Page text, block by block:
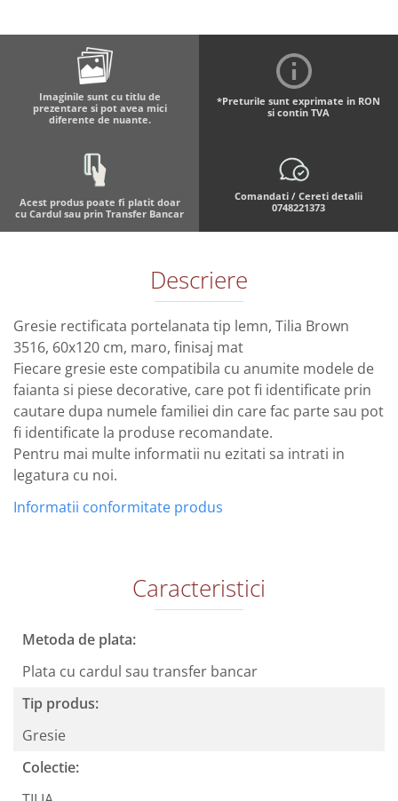
Imaginile sunt cu titlu de
prezentare si pot avea mici
diferente de nuante.
*Preturile sunt exprimate in RON
si contin TVA
Acest produs poate fi platit doar
cu Cardul sau prin Transfer Bancar
Comandati / Cereti detalii
0748221373
Descriere
Gresie rectificata portelanata tip lemn, Tilia Brown
3516, 60x120 cm, maro, finisaj mat
Fiecare gresie este compatibila cu anumite modele de
faianta si piese decorative, care pot fi identificate prin
cautare dupa numele familiei din care fac parte sau pot
fi identificate la produse recomandate.
Pentru mai multe informatii nu ezitati sa intrati in
legatura cu noi.
Informatii conformitate produs
Caracteristici
Metoda de plata:
Plata cu cardul sau transfer bancar
Tip produs:
Gresie
Colectie: